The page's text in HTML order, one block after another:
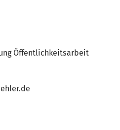
Öffentlichkeitsarbeit